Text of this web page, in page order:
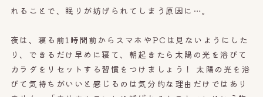
れることで、眠りが妨げられてしまう原因に…。
夜は、寝る前1時間前からスマホやPCは見ないようにした
り、できるだけ早めに寝て、朝起きたら太陽の光を浴びて
カラダをリセットする習慣をつけましょう！ 太陽の光を浴
びて気持ちがいいと感じるのは気分的な理由だけではあり